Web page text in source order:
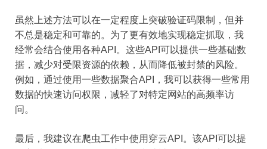
虽然上述方法可以在一定程度上突破验证码限制，但并
不总是稳定和可靠的。为了更有效地实现稳定抓取，我
经常会结合使用各种API。这些API可以提供一些基础数
据，减少对受限资源的依赖，从而降低被封禁的风险。
例如，通过使用一些数据聚合API，我可以获得一些常用
数据的快速访问权限，减轻了对特定网站的高频率访
问。
最后，我建议在爬虫工作中使用穿云API。该API可以提